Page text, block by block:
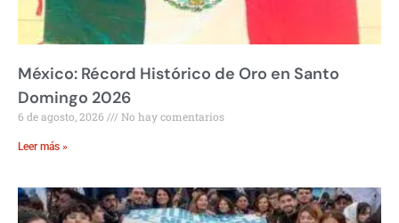
México: Récord Histórico de Oro en Santo
Domingo 2026
6 de agosto, 2026 No hay comentarios
Leer más »